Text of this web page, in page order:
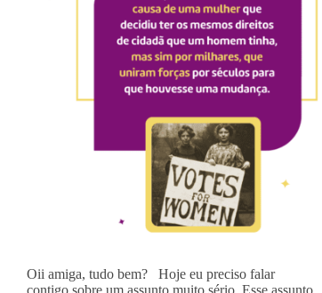
Oii amiga, tudo bem? Hoje eu preciso falar
contigo sobre um assunto muito sério. Esse assunto